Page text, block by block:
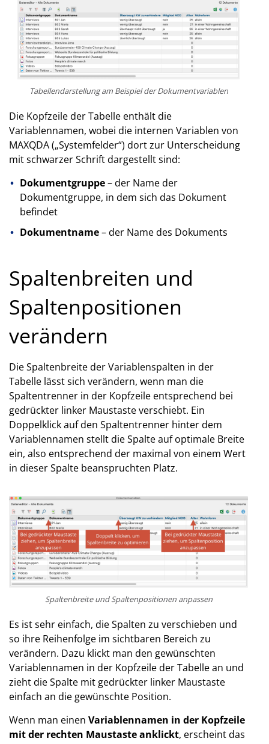
Tabellendarstellung am Beispiel der Dokumentvariablen
Die Kopfzeile der Tabelle enthält die
Variablennamen, wobei die internen Variablen von
MAXQDA („Systemfelder“) dort zur Unterscheidung
mit schwarzer Schrift dargestellt sind:
Dokumentgruppe– der Name der
Dokumentgruppe, in dem sich das Dokument
befindet
Dokumentname– der Name des Dokuments
Spaltenbreiten und
Spaltenpositionen
verändern
Die Spaltenbreite der Variablenspalten in der
Tabelle lässt sich verändern, wenn man die
Spaltentrenner in der Kopfzeile entsprechend bei
gedrückter linker Maustaste verschiebt. Ein
Doppelklick auf den Spaltentrenner hinter dem
Variablennamen stellt die Spalte auf optimale Breite
ein, also entsprechend der maximal von einem Wert
in dieser Spalte beanspruchten Platz.
Spaltenbreite und Spaltenpositionen anpassen
Es ist sehr einfach, die Spalten zu verschieben und
so ihre Reihenfolge im sichtbaren Bereich zu
verändern. Dazu klickt man den gewünschten
Variablennamen in der Kopfzeile der Tabelle an und
zieht die Spalte mit gedrückter linker Maustaste
einfach an die gewünschte Position.
Wenn man einen Variablennamen in der Kopfzeile
mit der rechten Maustaste anklickt, erscheint das